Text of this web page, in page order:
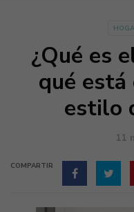
¿Qué es
qué está
estilo
11
COMPARTIR